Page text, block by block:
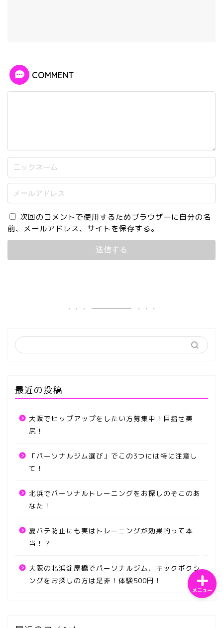
COMMENT
次回のコメントで使用するためブラウザーに自分の名
前、メールアドレス、サイトを保存する。
最近の投稿
大阪でヒップアップをしたい方募集中！目指せ美
尻！
「パーソナルジム選び」でこの3つには特に注意し
て！
北浜でパーソナルトレーニングをお探しのそこのあ
なた！
夏バテ防止にも実はトレーニングが効果的って本
当！？
大阪の北浜淀屋橋でパーソナルジム、キックボクシ
ングをお探しの方は是非！体験500円！
メニュー
サンプルページ